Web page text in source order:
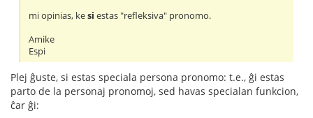
mi opinias, kesi estas "refleksiva" pronomo.
Amike
Espi
Plej ĝuste, si estas speciala persona pronomo: t.e., ĝi estas
parto de la personaj pronomoj, sed havas specialan funkcion,
ĉar ĝi: